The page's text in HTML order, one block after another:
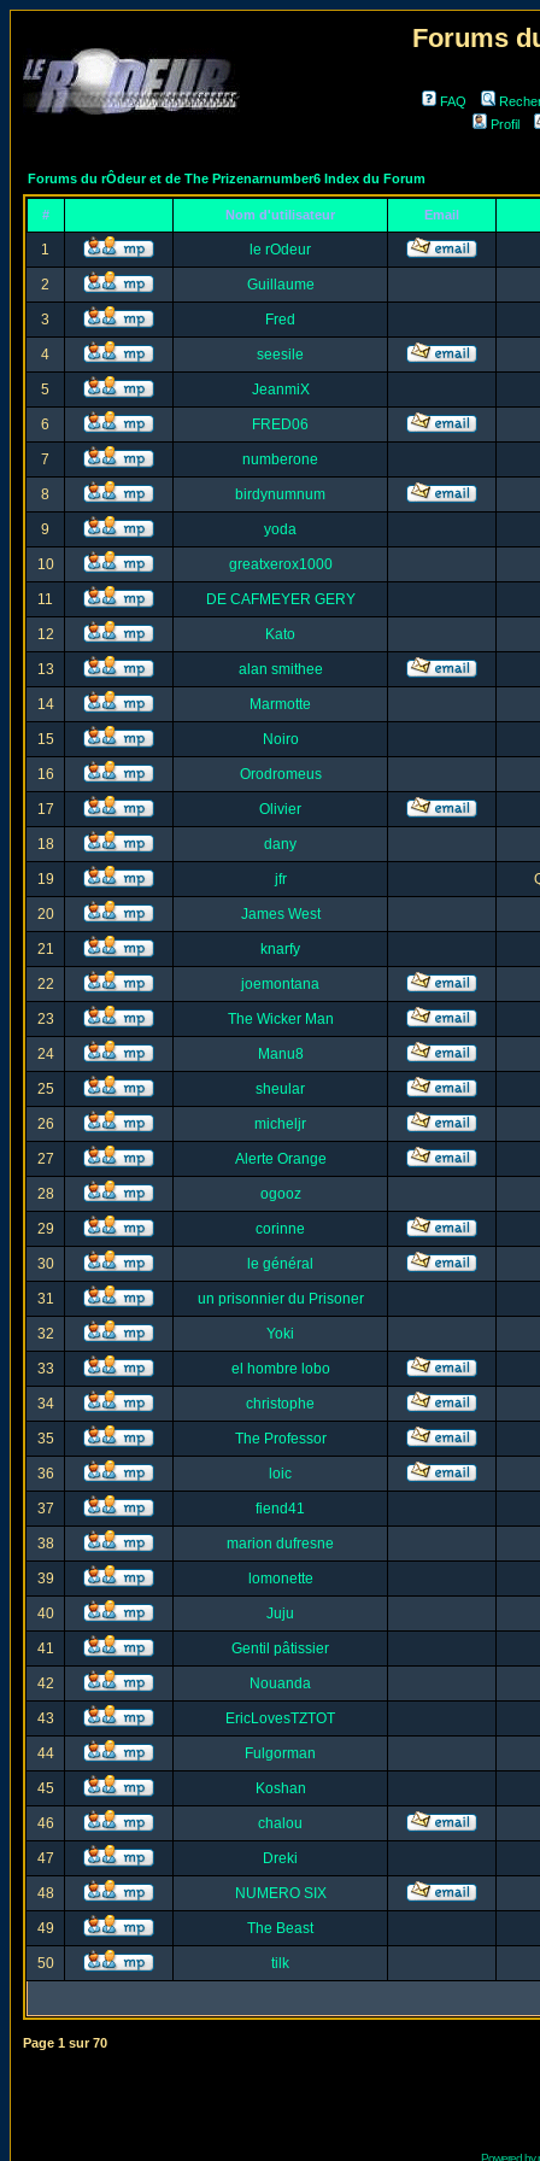
Forums
FAQ
Profil
Forums du rÔdeur et de The Prizenarnumber6 Index du Forum
# Nom d'utilisateur Email
1 le rOdeur
2 Guillaume
3 Fred
4 seesile
5 JeanmiX
6 FRED06
7 numberone
8 birdynumnum
9 yoda
10 greatxerox1000
11 DE CAFMEYER GERY
12 Kato
13 alan smithee
14 Marmotte
15 Noiro
16 Orodromeus
17 Olivier
18 dany
19 jfr
20 James West
21 knarfy
22 joemontana
23 The Wicker Man
24 Manu8
25 sheular
26 micheljr
27 Alerte Orange
28 ogooz
29 corinne
30 le général
31 un prisonnier du Prisoner
32 Yoki
33 el hombre lobo
34 christophe
35 The Professor
36 loic
37 fiend41
38 marion dufresne
39 lomonette
40 Juju
41 Gentil pâtissier
42 Nouanda
43 EricLovesTZTOT
44 Fulgorman
45 Koshan
46 chalou
47 Dreki
48 NUMERO SIX
49 The Beast
50 tilk
Page 1 sur70
Powered by